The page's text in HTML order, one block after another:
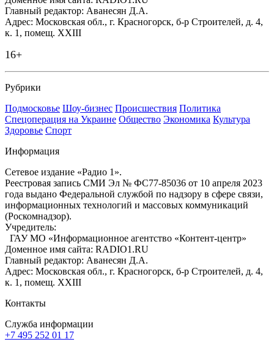
Главный редактор: Аванесян Д.А.
Адрес: Московская обл., г. Красногорск, б-р Строителей, д. 4,
к. 1, помещ. XXIII
16+
Рубрики
Подмосковье Шоу-бизнес Происшествия Политика
Спецоперация на Украине Общество Экономика Культура
Здоровье Спорт
Информация
Сетевое издание «Радио 1».
Реестровая запись СМИ Эл № ФС77-85036 от 10 апреля 2023
года выдано Федеральной службой по надзору в сфере связи,
информационных технологий и массовых коммуникаций
(Роскомнадзор).
Учредитель:
ГАУ МО «Информационное агентство «Контент-центр»
Доменное имя сайта: RADIO1.RU
Главный редактор: Аванесян Д.А.
Адрес: Московская обл., г. Красногорск, б-р Строителей, д. 4,
к. 1, помещ. XXIII
Контакты
Служба информации
+7 495 252 01 17